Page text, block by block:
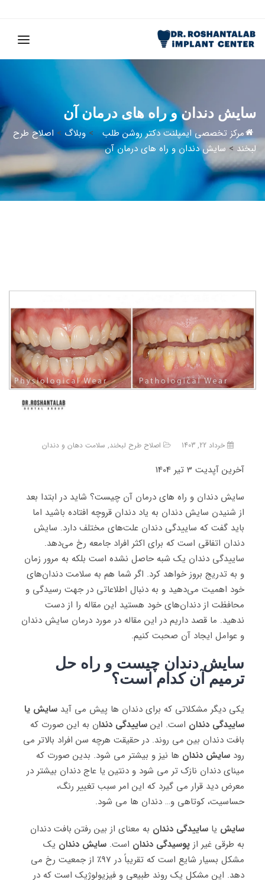
سایش دندان و راه های درمان آن
مرکز تخصصی ایمپلنت دکتر روشن طلب >وبلاگ > اصلاح طرح
لبخند > سایش دندان و راه های درمان آن
خرداد 22, 1403 اصلاح طرح لبخند, سلامت دهان و دندان
آخرین آپدیت 3 تیر 1404
سایش دندان و راه های درمان آن چیست؟ شاید در ابتدا بعد
از شنیدن سایش دندان به یاد دندان قروچه افتاده باشید اما
باید گفت که ساییدگی دندان علت‌های مختلف دارد. سایش
دندان اتفاقی است که برای اکثر افراد جامعه رخ می‌دهد.
ساییدگی دندان یک شبه حاصل نشده است بلکه به مرور زمان
و به تدریج بروز خواهد کرد. اگر شما هم به سلامت دندان‌های
خود اهمیت می‌دهید و به دنبال اطلاعاتی در جهت رسیدگی و
محافظت از دندان‌های خود هستید این مقاله را از دست
ندهید‌. ما قصد داریم در این مقاله در مورد درمان سایش دندان
و عوامل ایجاد آن صحبت کنیم.
سایش دندان چیست و راه حل
ترمیم آن کدام است؟
یکی دیگر مشکلاتی که برای دندان ها پیش می آید سایش یا
ساییدگی دندان است. این ساییدگی دندان به این صورت که
بافت دندان بین می روند. در حقیقت هرچه سن افراد بالاتر می
رود سایش دندان‌ ها نیز و بیشتر می ‌شود. بدین صورت که
مینای دندان نازک ‌تر می شود و دنتین یا عاج دندان بیشتر در
معرض دید قرار می ‌گیرد که این امر سبب تغییر رنگ،
حساسیت، کوتاهی و… دندان‌ ها می ‌شود.
سایش یا ساییدگی دندان به معنای از بین رفتن بافت دندان
به طرقی غیر از پوسیدگی دندان است. سایش دندان یک
مشکل بسیار شایع است که تقریباً در 97٪ از جمعیت رخ می
دهد. این مشکل یک روند طبیعی و فیزیولوژیک است که در